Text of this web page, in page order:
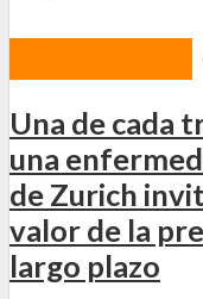
Una de cada
una
de Zurich
valor de la
largo plazo